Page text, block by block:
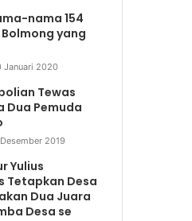
nama 154
yang
Januari 2020
Tewas
Dua Pemuda
2019
Yulius
Tetapkan Desa
Dua Juara
Desa se